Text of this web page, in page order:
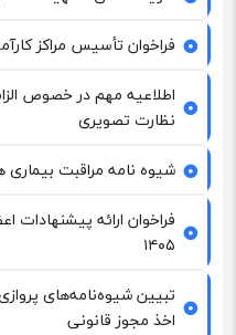
فراخوان تأسیس مراکز
اطلاعیه مهم در خصوص
نظارت تصویری
شیوه نامه مراقبت بیماری
فراخوان ارائه پیشنهادات
۱۴۰۵
تبیین شیوه‌نامه‌های
اخذ مجوز قانونی